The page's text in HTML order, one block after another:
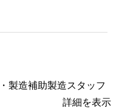
製造補助製造スタッフ
詳細を表示